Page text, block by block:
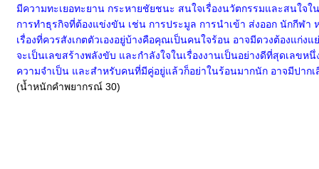
มีความทะเยอทะยาน กระหายชัยชนะ สนใจเรื่องนวัตกรรมและสนใจใ
การทำธุรกิจที่ต้องแข่งขัน เช่น การประมูล การนำเข้า ส่งออก นักกีฬ
เรื่องที่ควรสังเกตตัวเองอยู่บ้างคือคุณเป็นคนใจร้อน อาจมีดวงต้องแก่
จะเป็นเลขสร้างพลังขับ และกำลังใจในเรื่องงานเป็นอย่างดีที่สุดเลขห
ความจำเป็น และสำหรับคนที่มีคู่อยู่แล้วก็อย่าในร้อนมากนัก อาจมีปาก
(น้ำหนักคำพยากรณ์ 30)